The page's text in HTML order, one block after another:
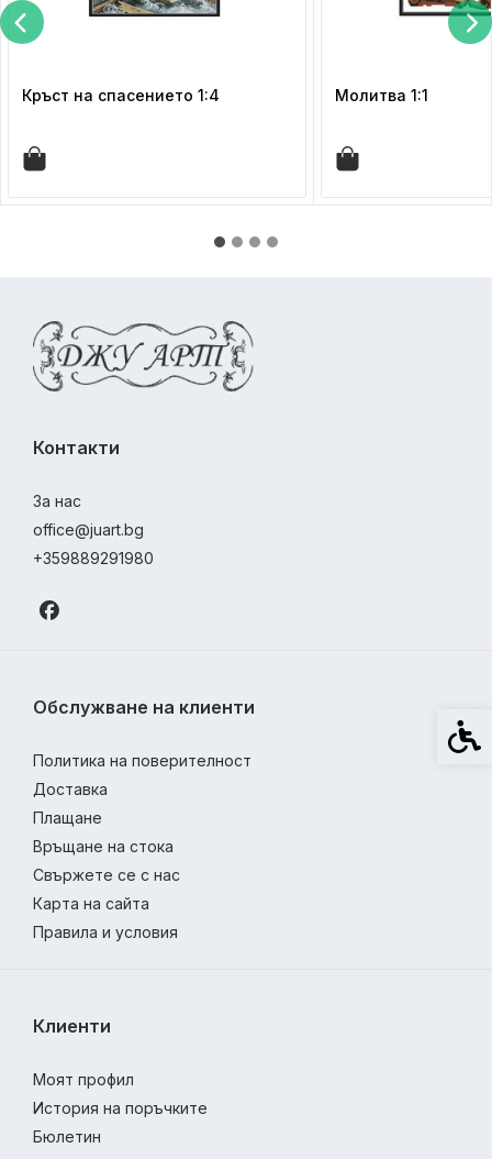
Кръст на спасението 1:4 Молитва 1:1
Контакти
За нас
office@juart.bg
+359889291980
Обслужване на клиенти
Политика на поверителност
Доставка
Плащане
Връщане на стока
Свържете се с нас
Карта на сайта
Правила и условия
Клиенти
Моят профил
История на поръчките
Бюлетин